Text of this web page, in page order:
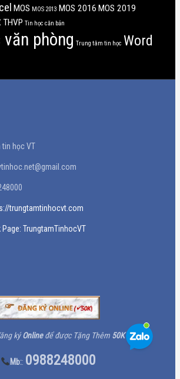
MOS MOS 2013 MOS 2016 MOS 2019
THVP Tin học căn bản
phòng Trung tâm tin học Word
tin học VT
trungtamtinhocvt.com
Page: TrungtamTinhocVT
kýOnlineđể được Tặng Thêm 50K
Mb:: 0988248000